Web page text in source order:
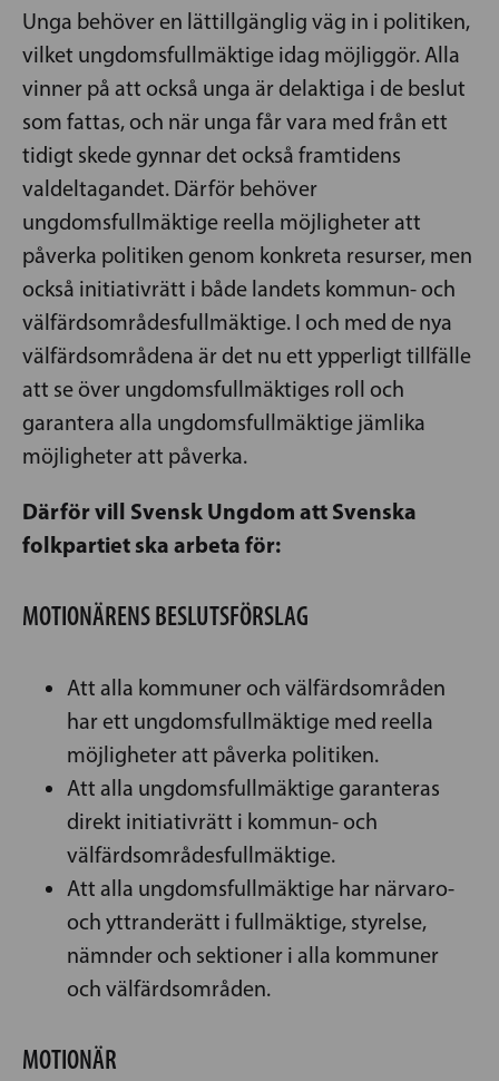
Unga behöver en lättillgänglig väg in i politiken,
vilket ungdomsfullmäktige idag möjliggör. Alla
vinner på att också unga är delaktiga i de beslut
som fattas, och när unga får vara med från ett
tidigt skede gynnar det också framtidens
valdeltagandet. Därför behöver
ungdomsfullmäktige reella möjligheter att
påverka politiken genom konkreta resurser, men
också initiativrätt i både landets kommun- och
välfärdsområdesfullmäktige. I och med de nya
välfärdsområdena är det nu ett ypperligt tillfälle
att se över ungdomsfullmäktiges roll och
garantera alla ungdomsfullmäktige jämlika
möjligheter att påverka.
Därför vill Svensk Ungdom att Svenska
folkpartiet ska arbeta för:
MOTIONÄRENS BESLUTSFÖRSLAG
Att alla kommuner och välfärdsområden
har ett ungdomsfullmäktige med reella
möjligheter att påverka politiken.
Att alla ungdomsfullmäktige garanteras
direkt initiativrätt i kommun- och
välfärdsområdesfullmäktige.
Att alla ungdomsfullmäktige har närvaro-
och yttranderätt i fullmäktige, styrelse,
nämnder och sektioner i alla kommuner
och välfärdsområden.
MOTIONÄR